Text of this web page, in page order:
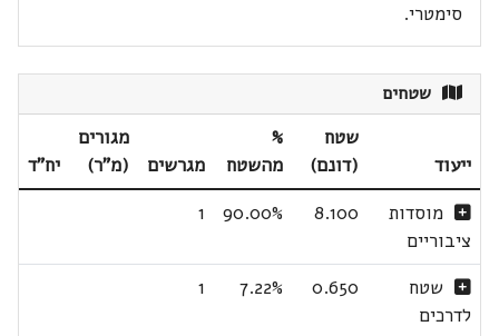
סימטרי.
שטחים
ייעוד
שטח
(דונם)
%
מהשטח
מגרשים
מגורים
(מ"ר)
יח"ד
מוסדות
ציבוריים
8.100
90.00%
1
שטח
לדרכים
0.650
7.22%
1